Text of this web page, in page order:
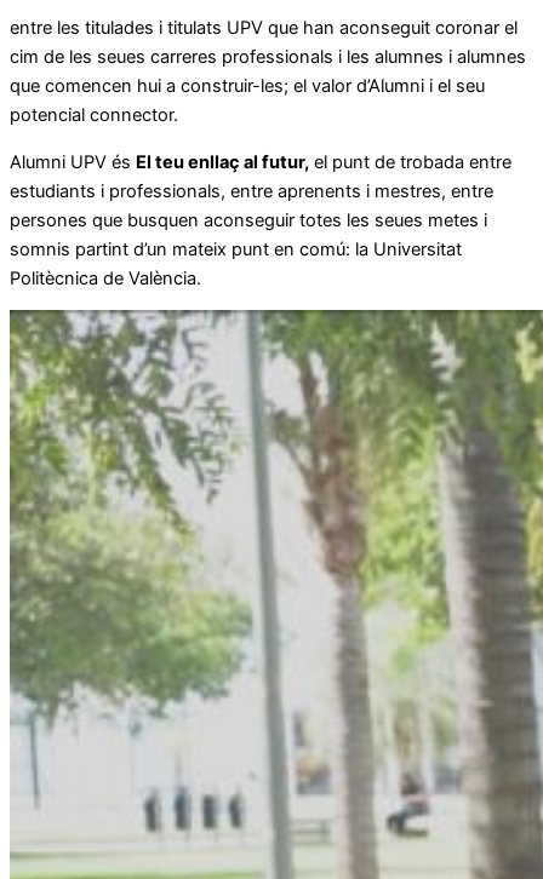
entre les titulades i titulats UPV que han aconseguit coronar el
cim de les seues carreres professionals i les alumnes i alumnes
que comencen hui a construir-les; el valor d’Alumni i el seu
potencial connector.
Alumni UPV és El teu enllaç al futur, el punt de trobada entre
estudiants i professionals, entre aprenents i mestres, entre
persones que busquen aconseguir totes les seues metes i
somnis partint d’un mateix punt en comú: la Universitat
Politècnica de València.